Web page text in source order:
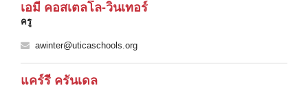
เอมี่ คอสเตลโล-วินเทอร์
ครู
awinter@uticaschools.org
แคร์รี่ ครันเดล